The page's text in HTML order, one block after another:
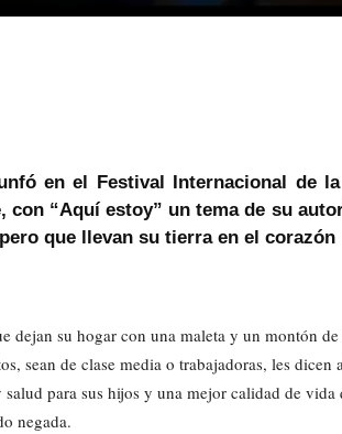
en el Festival Internacional de
con “Aquí estoy” un tema de su
que llevan su tierra en el corazón
dejan su hogar con una maleta y un montón
sean de clase media o trabajadoras, les dicen
para sus hijos y una mejor calidad de vida
negada.